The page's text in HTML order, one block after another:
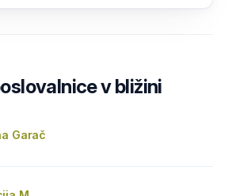
v bližini
Garač